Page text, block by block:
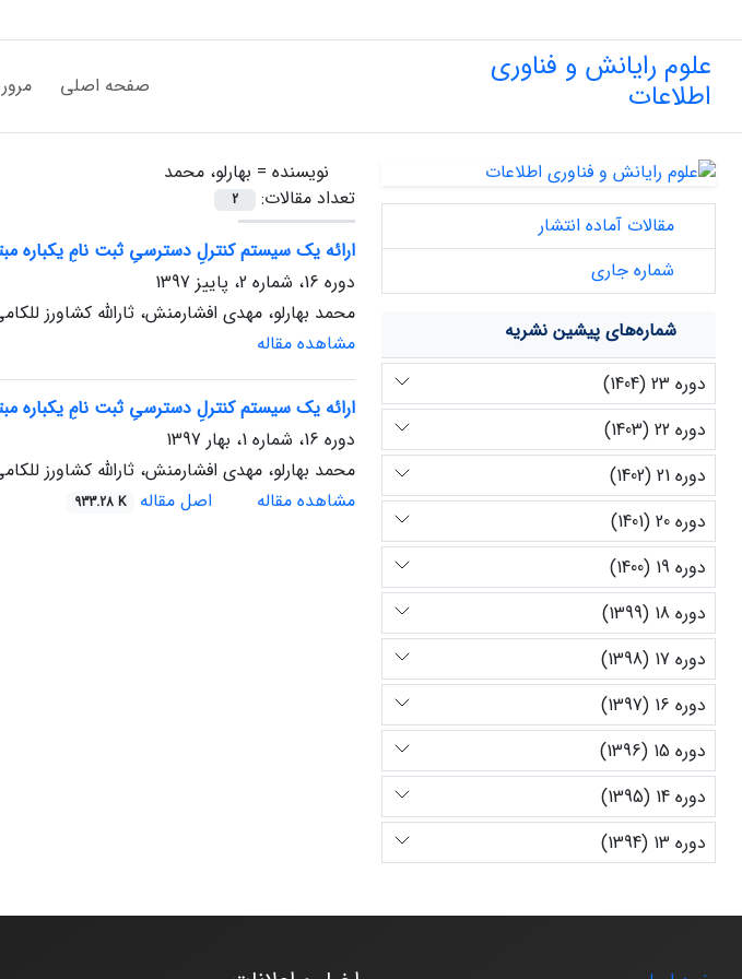
علوم رایانش و فناوری
اطلاعات صفحه اصلی مرور
نویسنده = بهارلو، محمد
تعداد مقالات:
2
ارائه یک سیستم کنترلِ دسترسیِ ثبت نامِ یکباره
دوره 16، شماره 2، پاییز 1397
محمد بهارلو، مهدی افشارمنش، ثارالله کشاورز
مشاهده مقاله
ارائه یک سیستم کنترلِ دسترسیِ ثبت نامِ یکباره
دوره 16، شماره 1، بهار 1397
محمد بهارلو، مهدی افشارمنش، ثارالله کشاورز
مشاهده مقاله
اصل مقاله 933.28 K
مقالات آماده انتشار
شماره جاری
شماره‌های پیشین نشریه
دوره 23 (1404)
دوره 22 (1403)
دوره 21 (1402)
دوره 20 (1401)
دوره 19 (1400)
دوره 18 (1399)
دوره 17 (1398)
دوره 16 (1397)
دوره 15 (1396)
دوره 14 (1395)
دوره 13 (1394)